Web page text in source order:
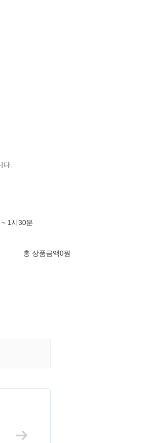
다.
1시30분
총 상품금액0원